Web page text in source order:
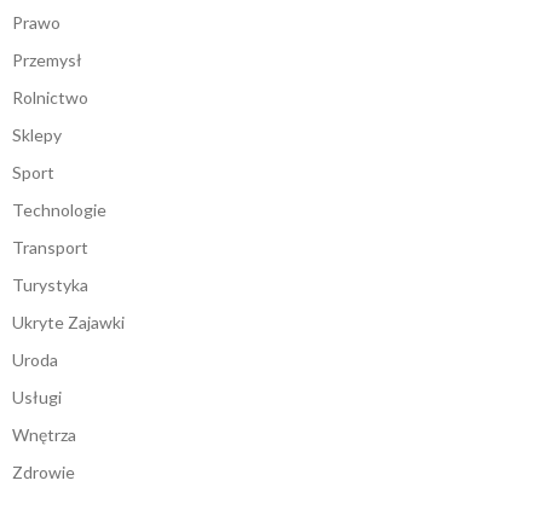
Prawo
Przemysł
Rolnictwo
Sklepy
Sport
Technologie
Transport
Turystyka
Ukryte Zajawki
Uroda
Usługi
Wnętrza
Zdrowie